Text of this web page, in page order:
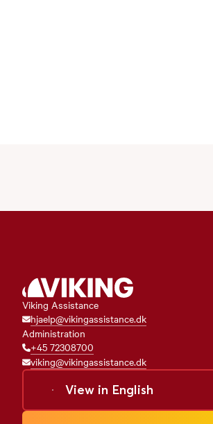
Viking Assistance
hjaelp@vikingassistance.dk
Administration
+45 72308700
viking@vikingassistance.dk
View in English